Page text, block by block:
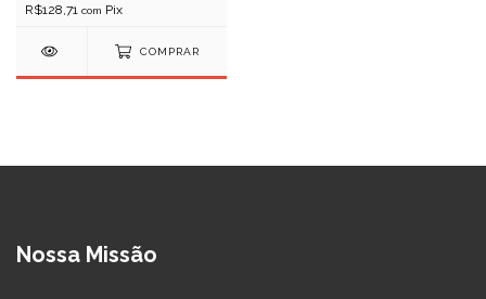
R$128,71 com
COMPRAR
Nossa Missão